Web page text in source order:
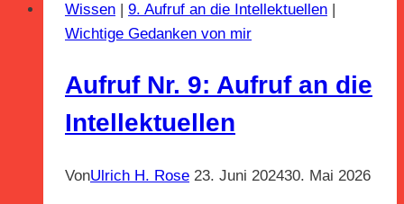
Eure
Gesetze,
Sprache
und
Ansprachen
Wissen | 9. Aufruf an die Intellektuellen |
Wichtige Gedanken von mir
Aufruf Nr. 9: Aufruf an die
Intellektuellen
VonUlrich H. Rose 23. Juni 202430. Mai 2026